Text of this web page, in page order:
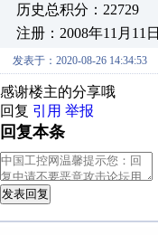
历史总积分：22729
注册：2008年11月11日
发表于：2020-08-26 14:34:53
感谢楼主的分享哦
回复 引用 举报
回复本条
发表回复